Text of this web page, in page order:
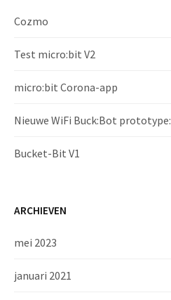
Cozmo
Test micro:bit V2
micro:bit Corona-app
Nieuwe WiFi Buck:Bot prototype:
Bucket-Bit V1
ARCHIEVEN
mei 2023
januari 2021